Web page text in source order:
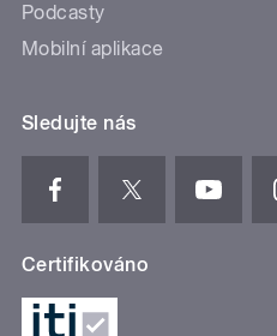
Podcasty
Mobilní aplikace
Sledujte nás
Certifikováno